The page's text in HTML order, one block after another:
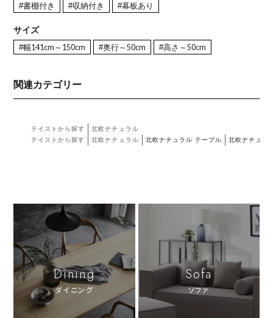
#書棚付き #収納付き #幕板あり
サイズ
#幅141cm～150cm #奥行～50cm #高さ～50cm
関連カテゴリー
テイストから探す
北欧ナチュラル
テイストから探す
北欧ナチュラル 北欧ナチュラル テーブル 北欧ナチュラ
Dining
ダイニング
Sofa
ソファ